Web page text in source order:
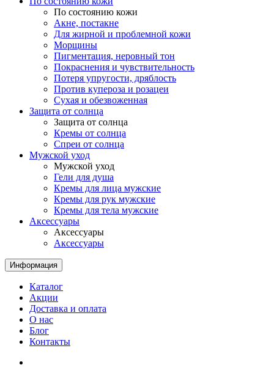
По состоянию кожи
Акне, постакне
Для жирной и проблемной кожи
Морщины
Пигментация, неровный тон
Покраснения и чувствительность
Потеря упругости, дряблость
Против купероза и розацеи
Сухая и обезвоженная
Защита от солнца
Защита от солнца
Кремы от солнца
Спреи от солнца
Мужской уход
Мужской уход
Гели для душа
Кремы для лица мужские
Кремы для рук мужские
Кремы для тела мужские
Аксессуары
Аксессуары
Аксессуары
Информация
Каталог
Акции
Доставка и оплата
О нас
Блог
Контакты